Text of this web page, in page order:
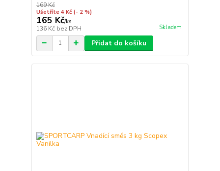
169 Kč
Ušetříte 4 Kč (- 2 %)
165 Kč/ks
136 Kč bez DPH Skladem
Přidat do košíku